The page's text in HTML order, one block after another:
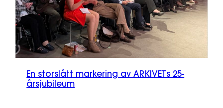
En storslått markering av ARKIVETs 25-
årsjubileum